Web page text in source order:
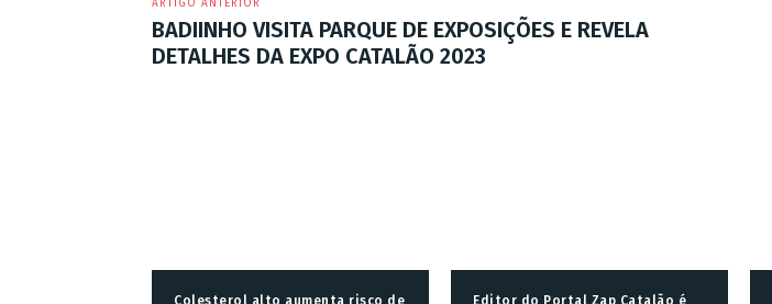
ARTIGO ANTERIOR
BADIINHO VISITA PARQUE DE EXPOSIÇÕES E REVELA
DETALHES DA EXPO CATALÃO 2023
Colesterol alto aumenta risco de Editor do Portal Zap Catalão é